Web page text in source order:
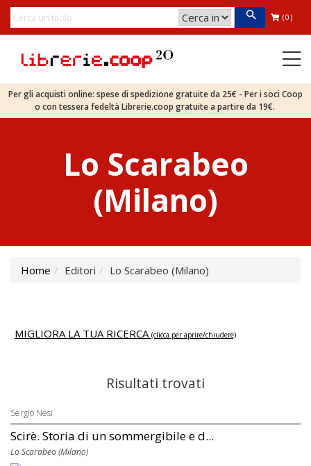
(0)
Per gli acquisti online: spese di spedizione gratuite da 25€ - Per i soci Coop
o con tessera fedeltà Librerie.coop gratuite a partire da 19€.
Lo Scarabeo
(Milano)
Home Editori Lo Scarabeo (Milano)
MIGLIORA LA TUA RICERCA (clicca per aprire/chiudere)
Risultati trovati
Sergio Nesi
Scirè. Storia di un sommergibile e d...
Lo Scarabeo (Milano)